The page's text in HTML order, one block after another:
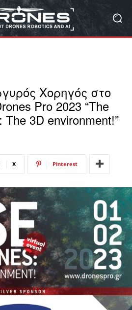
Χορηγός στο
Pro 2023 “The
Τhe 3D environment!”
X Pinterest